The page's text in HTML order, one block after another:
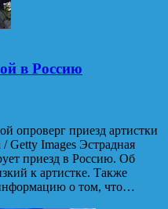
в Россию
опроверг приезд артистки
Images Эстрадная
приезд в Россию. Об
к артистке. Также
информацию о том, что…